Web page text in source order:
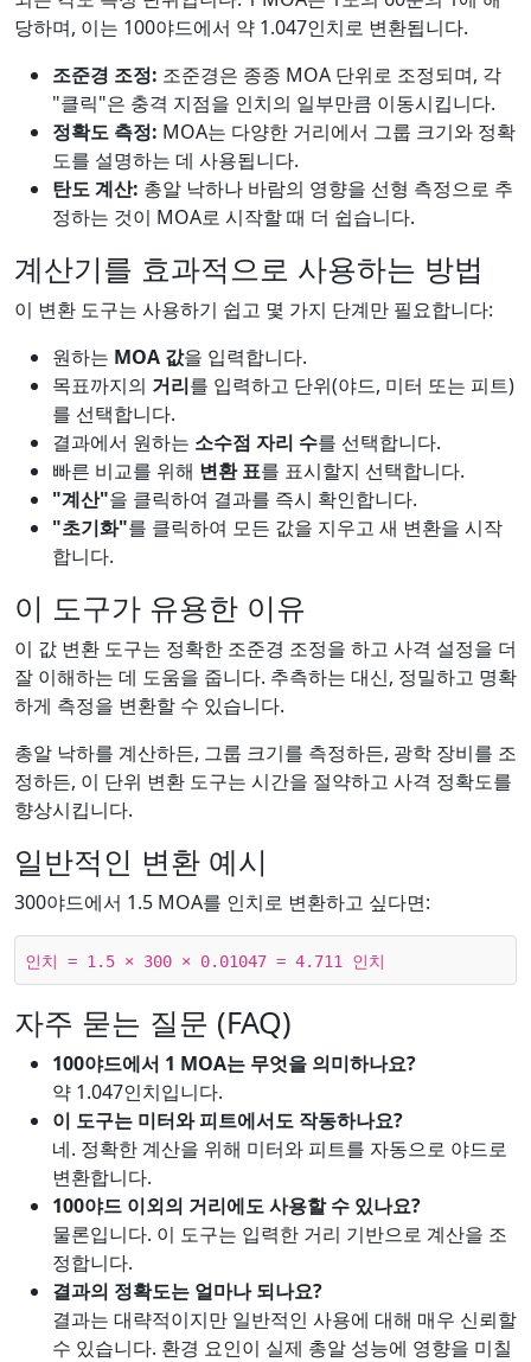
당하며, 이는 100야드에서 약 1.047인치로 변환됩니다.
조준경 조정: 조준경은 종종 MOA 단위로 조정되며, 각
"클릭"은 충격 지점을 인치의 일부만큼 이동시킵니다.
정확도 측정: MOA는 다양한 거리에서 그룹 크기와 정확
도를 설명하는 데 사용됩니다.
탄도 계산: 총알 낙하나 바람의 영향을 선형 측정으로 추
정하는 것이 MOA로 시작할 때 더 쉽습니다.
계산기를 효과적으로 사용하는 방법
이 변환 도구는 사용하기 쉽고 몇 가지 단계만 필요합니다:
원하는 MOA 값을 입력합니다.
목표까지의 거리를 입력하고 단위(야드, 미터 또는 피트)
를 선택합니다.
결과에서 원하는 소수점 자리 수를 선택합니다.
빠른 비교를 위해 변환 표를 표시할지 선택합니다.
"계산"을 클릭하여 결과를 즉시 확인합니다.
"초기화"를 클릭하여 모든 값을 지우고 새 변환을 시작
합니다.
이 도구가 유용한 이유
이 값 변환 도구는 정확한 조준경 조정을 하고 사격 설정을 더
잘 이해하는 데 도움을 줍니다. 추측하는 대신, 정밀하고 명확
하게 측정을 변환할 수 있습니다.
총알 낙하를 계산하든, 그룹 크기를 측정하든, 광학 장비를 조
정하든, 이 단위 변환 도구는 시간을 절약하고 사격 정확도를
향상시킵니다.
일반적인 변환 예시
300야드에서 1.5 MOA를 인치로 변환하고 싶다면:
인치 = 1.5 × 300 × 0.01047 = 4.711 인치
자주 묻는 질문 (FAQ)
100야드에서 1 MOA는 무엇을 의미하나요?
약 1.047인치입니다.
이 도구는 미터와 피트에서도 작동하나요?
네. 정확한 계산을 위해 미터와 피트를 자동으로 야드로
변환합니다.
100야드 이외의 거리에도 사용할 수 있나요?
물론입니다. 이 도구는 입력한 거리 기반으로 계산을 조
정합니다.
결과의 정확도는 얼마나 되나요?
결과는 대략적이지만 일반적인 사용에 대해 매우 신뢰할
수 있습니다. 환경 요인이 실제 총알 성능에 영향을 미칠